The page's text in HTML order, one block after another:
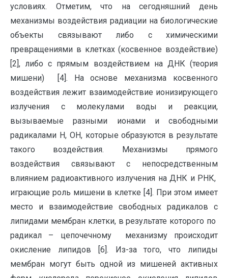
условиях. Отметим, что на сегодняшний день
механизмы воздействия радиации на биологические
объекты связывают либо с химическими
превращениями в клетках (косвенное воздействие)
[2], либо с прямым воздействием на ДНК (теория
мишени) [4]. На основе механизма косвенного
воздействия лежит взаимодействие ионизирующего
излучения с молекулами воды и реакции,
вызываемые разными ионами и свободными
радикалами Н, ОН, которые образуются в результате
такого воздействия. Механизмы прямого
воздействия связывают с непосредственным
влиянием радиоактивного излучения на ДНК и РНК,
играющие роль мишени в клетке [4]. При этом имеет
место и взаимодействие свободных радикалов с
липидами мембран клетки, в результате которого по
радикал – цепочечному механизму происходит
окисление липидов [6]. Из-за того, что липиды
мембран могут быть одной из мишеней активных